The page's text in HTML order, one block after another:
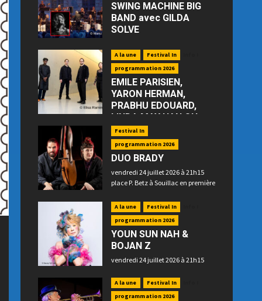
SWING MACHINE BIG
BAND avec GILDA
SOLVE
place P. Betz à Souillac - GRATUIT -
A la une Festival In
programmation 2026
EMILE PARISIEN,
YARON HERMAN,
PRABHU EDOUARD,
LINDA MAY HAN OH
—“Floating”
jeudi 23 juillet 2026 à 21h15 place
P. Betz à Souillac
Festival In
programmation 2026
DUO BRADY
vendredi 24 juillet 2026 à 21h15
place P. Betz à Souillac en première
A la une Festival In
programmation 2026
YOUN SUN NAH &
BOJAN Z
vendredi 24 juillet 2026 à 21h15
deuxième partie
A la une Festival In
programmation 2026